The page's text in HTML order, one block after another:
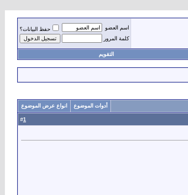
اسم العضو
حفظ البيانات؟
كلمة المرور
التقويم
أدوات الموضوع انواع عرض الموضوع
1